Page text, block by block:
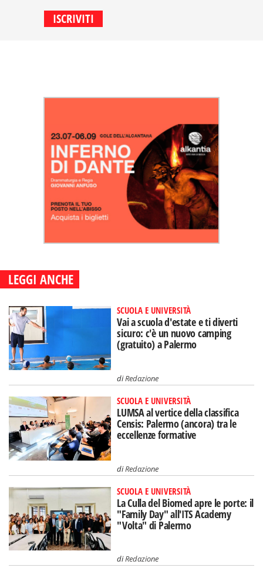
LEGGI ANCHE
SCUOLA E UNIVERSITÀ
Vai a scuola d'estate e ti diverti
sicuro: c'è un nuovo camping
(gratuito) a Palermo
diRedazione
SCUOLA E UNIVERSITÀ
LUMSA al vertice della classifica
Censis: Palermo (ancora) tra le
eccellenze formative
diRedazione
SCUOLA E UNIVERSITÀ
La Culla del Biomed apre le porte: il
"Family Day" all'ITS Academy
"Volta" di Palermo
diRedazione